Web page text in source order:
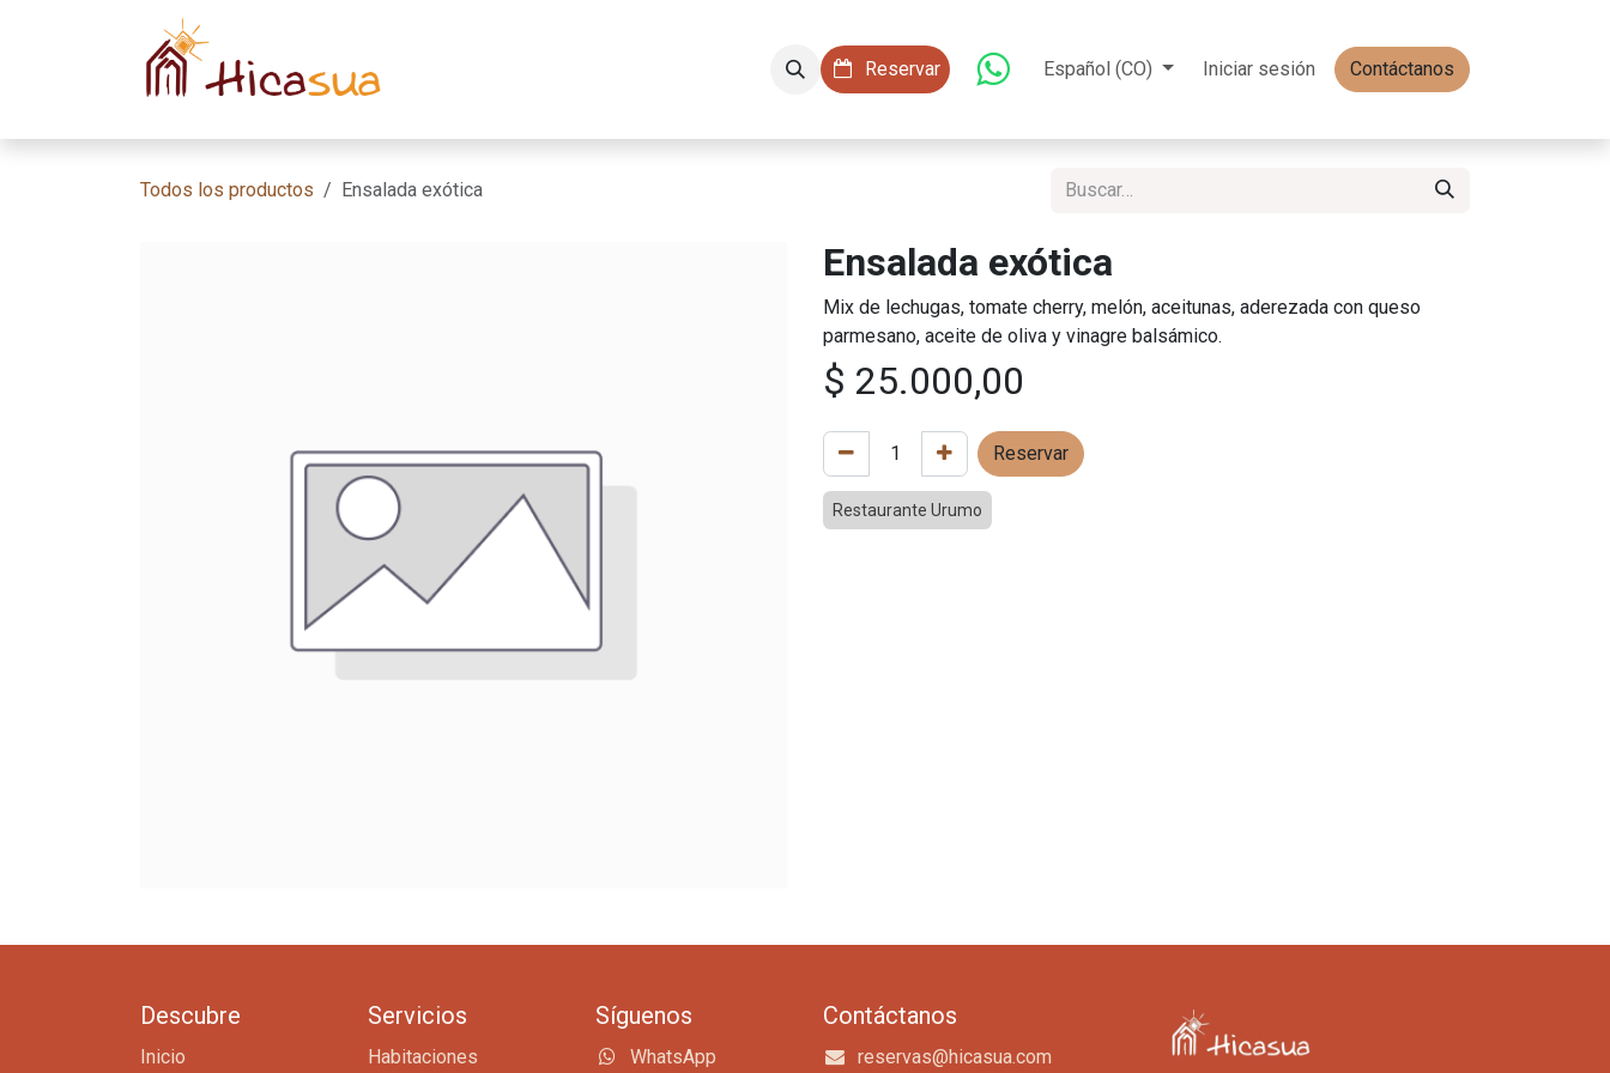
Servicios ​​ Reservar Español (CO) Iniciar sesión Contáctanos
Todos los productos Ensalada exótica
Ensalada exótica
Mix de lechugas, tomate cherry, melón, aceitunas, aderezada con queso
parmesano, aceite de oliva y vinagre balsámico.
$ 25.000,00
Reservar
Restaurante Urumo
Descubre
Inicio
Servicios
Habitaciones
Síguenos
WhatsApp
Contáctanos
reservas@hicasua.com